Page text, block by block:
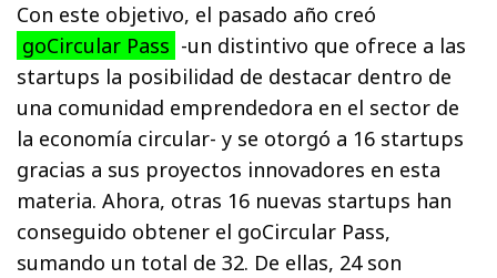
Con este objetivo, el pasado año creó
goCircular Pass -un distintivo que ofrece a las
startups la posibilidad de destacar dentro de
una comunidad emprendedora en el sector de
la economía circular- y se otorgó a 16 startups
gracias a sus proyectos innovadores en esta
materia. Ahora, otras 16 nuevas startups han
conseguido obtener el goCircular Pass,
sumando un total de 32. De ellas, 24 son